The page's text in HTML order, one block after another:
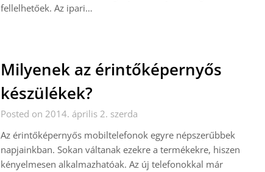
fellelhetőek. Az ipari…
Milyenek az érintőképernyős
készülékek?
Posted on 2014. április 2. szerda
Az érintőképernyős mobiltelefonok egyre népszerűbbek
napjainkban. Sokan váltanak ezekre a termékekre, hiszen
kényelmesen alkalmazhatóak. Az új telefonokkal már